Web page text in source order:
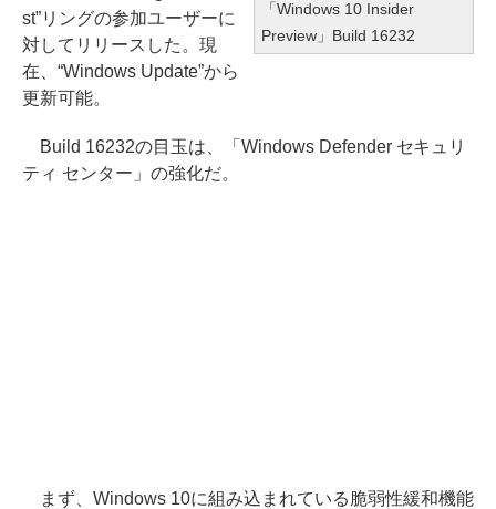
「Windows 10 Insider
Preview」Build 16232
st”リングの参加ユーザーに
対してリリースした。現
在、“Windows Update”から
更新可能。
Build 16232の目玉は、「Windows Defender セキュリ
ティ センター」の強化だ。
まず、Windows 10に組み込まれている脆弱性緩和機能